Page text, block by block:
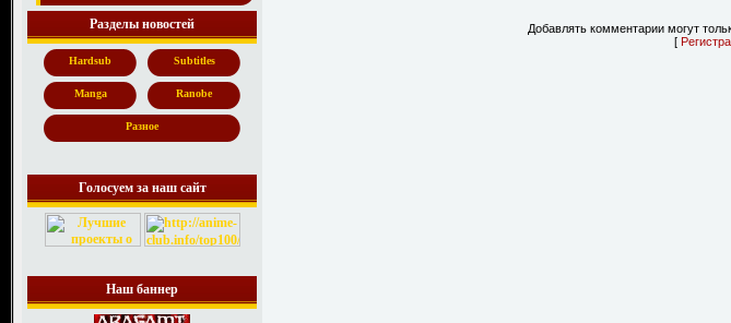
Разделы новостей
Hardsub Subtitles
Manga Ranobe
Разное
Голосуем за наш сайт
Наш баннер
Добавлять комментарии могут
[